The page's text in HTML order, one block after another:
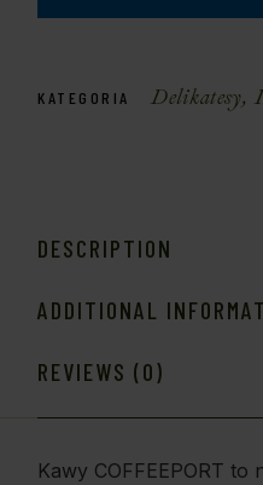
KATEGORIA Delikatesy,
DESCRIPTION
ADDITIONAL
REVIEWS (0)
Kawy COFFEEPORT to